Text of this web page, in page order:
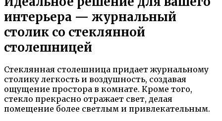
интерьера — журнальный
столик со стеклянной
столешницей
Стеклянная столешница придает журнальному
столику легкость и воздушность, создавая
ощущение простора в комнате. Кроме того,
стекло прекрасно отражает свет, делая
помещение более светлым и привлекательным.